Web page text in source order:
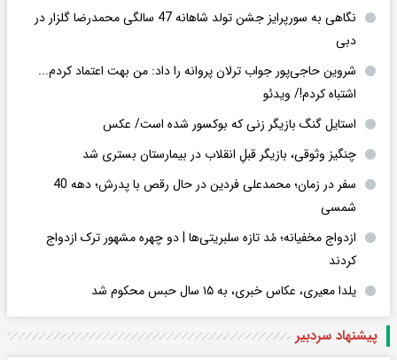
نگاهی به سورپرایز جشن تولد شاهانه 47 سالگی محمدرضا گلزار در
دبی
شروین حاجی‌پور جواب ترلان پروانه را داد: من بهت اعتماد کردم...
اشتباه کردم!/ ویدئو
استایل گنگ بازیگر زنی که بوکسور شده است/ عکس
چنگیز وثوقی، بازیگر قبلِ انقلاب در بیمارستان بستری شد
سفر در زمان؛ محمدعلی فردین در حال رقص با پدرش؛ دهه 40
شمسی
ازدواج مخفیانه؛ مُد تازه سلبریتی‌ها | دو چهره مشهور ترک ازدواج
کردند
یلدا معیری، عکاس خبری، به ۱۵ سال حبس محکوم شد
پیشنهاد سردبیر